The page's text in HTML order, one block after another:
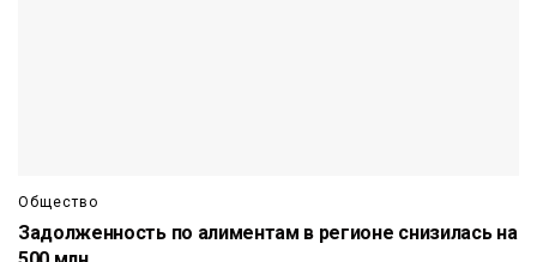
Общество
Задолженность по алиментам в регионе снизилась на